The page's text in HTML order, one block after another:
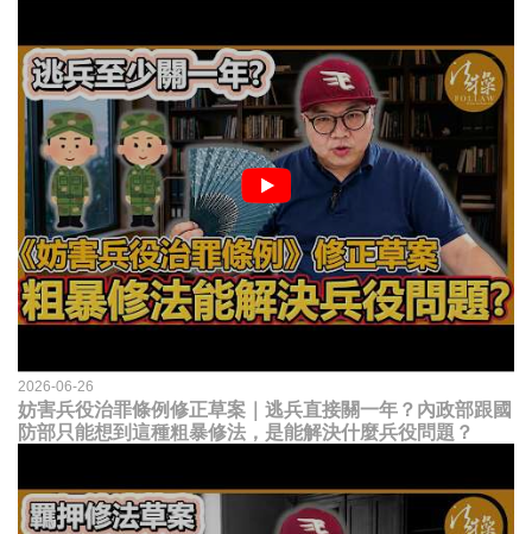
2026-06-26
妨害兵役治罪條例修正草案｜逃兵直接關一年？內政部跟國
防部只能想到這種粗暴修法，是能解決什麼兵役問題？